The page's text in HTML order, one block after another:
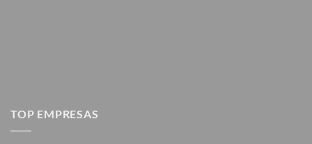
TOP EMPRESAS